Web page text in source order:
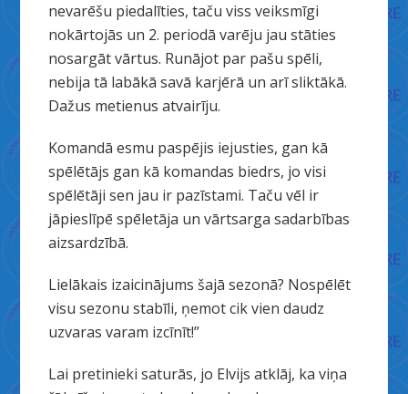
nevarēšu piedalīties, taču viss veiksmīgi
nokārtojās un 2. periodā varēju jau stāties
nosargāt vārtus. Runājot par pašu spēli,
nebija tā labākā savā karjērā un arī sliktākā.
Dažus metienus atvairīju.
Komandā esmu paspējis iejusties, gan kā
spēlētājs gan kā komandas biedrs, jo visi
spēlētāji sen jau ir pazīstami. Taču vēl ir
jāpieslīpē spēletāja un vārtsarga sadarbības
aizsardzībā.
Lielākais izaicinājums šajā sezonā? Nospēlēt
visu sezonu stabīli, ņemot cik vien daudz
uzvaras varam izcīnīt!”
Lai pretinieki saturās, jo Elvijs atklāj, ka viņa